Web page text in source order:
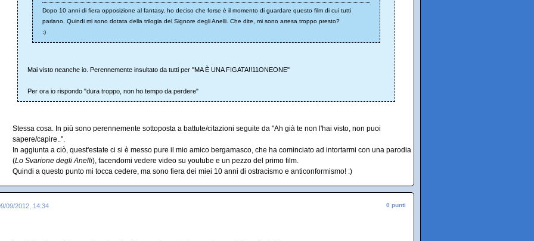
Dopo 10 anni di fiera opposizione al fantasy, ho deciso che forse è il momento di guardare questo film di cui tutti
parlano. Quindi mi sono dotata della trilogia del Signore degli Anelli. Che dite, mi sono arresa troppo presto?
:)
Mai visto neanche io. Perennemente insultato da tutti per "MA È UNA FIGATA!!11ONEONE"
Per ora io rispondo "dura troppo, non ho tempo da perdere"
Stessa cosa. In più sono perennemente sottoposta a battute/citazioni seguite da "Ah già te non l'hai visto, non puoi
sapere/capire..".
In aggiunta a ciò, quest'estate ci si è messo pure il mio amico bergamasco, che ha cominciato ad intortarmi con una parodia
(Lo Svarione degli Anelli), facendomi vedere video su youtube e un pezzo del primo film.
Quindi a questo punto mi tocca cedere, ma sono fiera dei miei 10 anni di ostracismo e anticonformismo! :)
09/2012, 14:34 0 punti